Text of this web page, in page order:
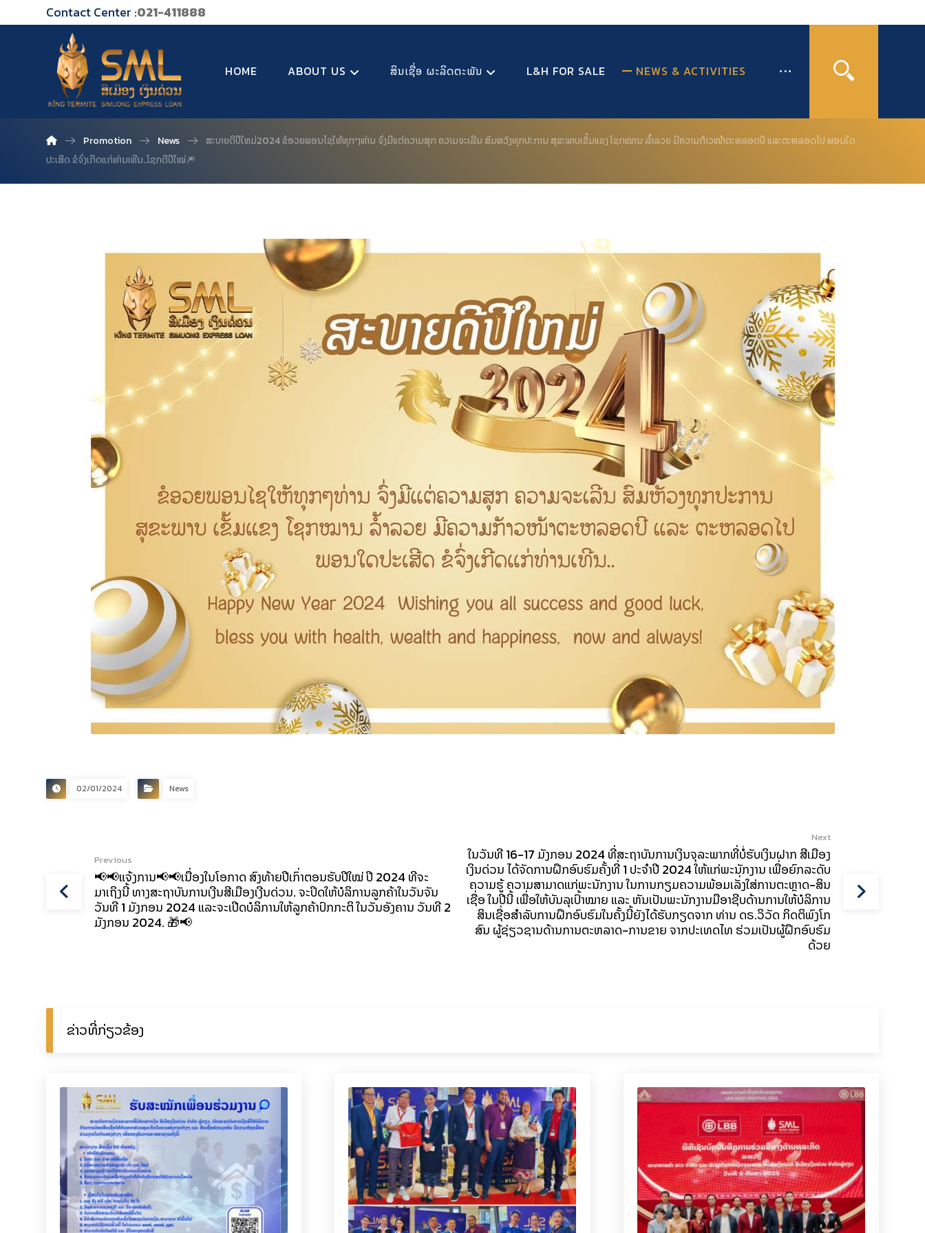
Contact Center :021-411888
HOME ABOUT US ສິນເຊື່ອ ຜະລິດຕະພັນ L&H FOR SALE NEWS & ACTIVITIES
Promotion News
ສະບາຍດີປີໃຫມ່2024 ຂໍອວຍພອນໄຊໃຫ້ທຸກໆທ່ານ ຈົ່ງມີແຕ່ຄວາມສຸກ ຄວາມຈະເລີນ ສົມຫວັງທຸກປະການ ສຸຂະພາບເຂັ້ມແຂງ ໂຊກໝານ ລຳ້ລວຍ ມີຄວາມກ້າວໜ້າຕະຫລອດປີ ແລະຕະຫລອດໄປ ພອນໃດ
ປະເສີດ ຂໍຈົ່ງເກີດແກ່ທ່ານເທີນ..ໂຊກດີປີໃໝ່🎆
02/01/2024 News
Previous
📢📢ແຈ້ງການ📢📢ເນື່ອງໃນໂອກາດ ສົງທ້າຍປີເກົ່າຕອນຮັບປີໃໝ່ ປີ 2024 ທີຈະ
ມາເຖິງນີ້ ທາງສະຖາບັນການເງີນສີເມືອງເງີນດ່ວນ. ຈະປິດໃຫ້ບໍລິການລູກຄ້າໃນວັນຈັນ
ວັນທີ 1 ມັງກອນ 2024 ແລະຈະເປີດບໍລິການໃຫ້ລູກຄ້າປົກກະຕິ ໃນວັນອັງຄານ ວັນທີ 2
ມັງກອນ 2024. 🎁📢
Next
ໃນວັນທີ 16-17 ມັງກອນ 2024 ທີ່ສະຖາບັນການເງິນຈຸລະພາກທີ່ບໍ່ຮັບເງິນຝາກ ສີເມືອງ
ເງິນດ່ວນ ໄດ້ຈັດການຝຶກອົບຮົມຄັ້ງທີ່ 1 ປະຈໍາປີ 2024 ໃຫ້ແກ່ພະນັກງານ ເພື່ອຍົກລະດັບ
ຄວາມຮູ້ ຄວາມສາມາດແກ່ພະນັກງານ ໃນການກຽມຄວາມພ້ອມເລັ່ງໃສ່ການຕະຫຼາດ-ສິນ
ເຊື່ອ ໃນປີນີ້ ເພື່ອໃຫ້ບັນລຸເປົ້າໝາຍ ແລະ ຫັນເປັນພະນັກງານມືອາຊີບດ້ານການໃຫ້ບໍລິການ
ສິນເຊື່ອສຳລັບການຝຶກອົບຮົມໃນຄັ້ງນີ້ຍັງໄດ້ຮັບກຽດຈາກ ທ່ານ ດຣ.ວິວັດ ກິດຕິພົງໂກ
ສົນ ຜູ້ຊ່ຽວຊານດ້ານການຕະຫລາດ-ການຂາຍ ຈາກປະເທດໄທ ຮ່ວມເປັນຜູ້ຝຶກອົບຮົມ
ດ້ວຍ
ຂ່າວທີ່ກ່ຽວຂ້ອງ